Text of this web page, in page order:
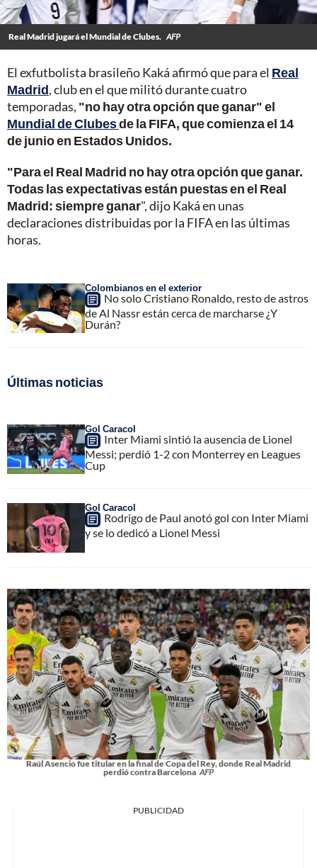
Real Madrid jugará el Mundial de Clubes. AFP
El exfutbolista brasileño Kaká afirmó que para el Real
Madrid, club en el que militó durante cuatro
temporadas, "no hay otra opción que ganar" el
Mundial de Clubesde la FIFA, que comienza el 14
de junio en Estados Unidos.
"Para el Real Madrid no hay otra opción que ganar.
Todas las expectativas están puestas en el Real
Madrid: siempre ganar", dijo Kaká en unas
declaraciones distribuidas por la FIFA en las últimas
horas.
Colombianos en el exterior
No solo Cristiano Ronaldo, resto de astros
de Al Nassr están cerca de marcharse ¿Y
Durán?
Últimas noticias
Gol Caracol
Inter Miami sintió la ausencia de Lionel
Messi; perdió 1-2 con Monterrey en Leagues
Cup
Gol Caracol
Rodrigo de Paul anotó gol con Inter Miami
y se lo dedicó a Lionel Messi
Raúl Asencio fue titular en la final de Copa del Rey, donde Real Madrid
perdió contra Barcelona AFP
PUBLICIDAD